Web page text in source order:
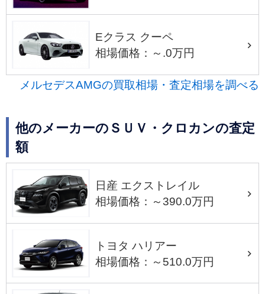
Eクラス クーペ
相場価格：～.0万円
メルセデスAMGの買取相場・査定相場を調べる
他のメーカーのＳＵＶ・クロカンの査定
額
日産 エクストレイル
相場価格：～390.0万円
トヨタ ハリアー
相場価格：～510.0万円